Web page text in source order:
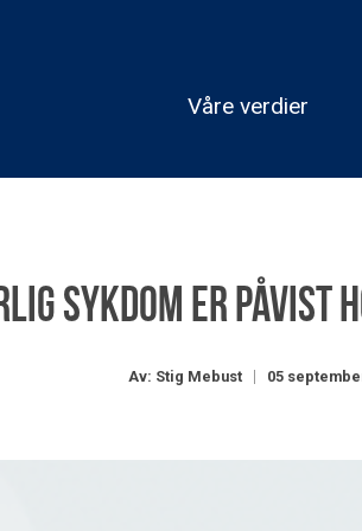
Våre verdier
sykdom er påvist
Av: Stig Mebust 05